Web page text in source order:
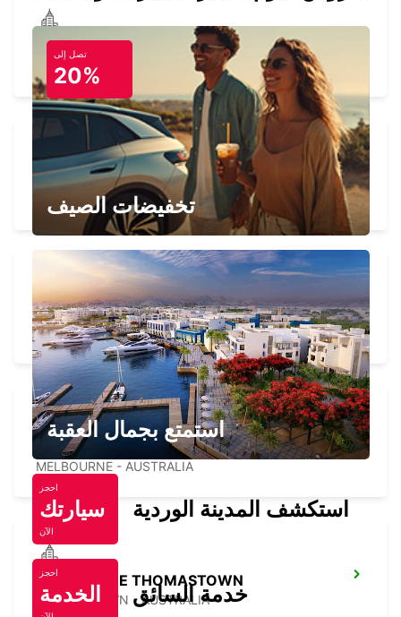
MELBOURNE BLACKBURN
BLACKBURN - AUSTRALIA
MELBOURNE ALBERT PARK
ALBERT PARK - AUSTRALIA
MELBOURNE SOUTH
SOUTHBANK - AUSTRALIA
MELBOURNE CITY
MELBOURNE - AUSTRALIA
MELBOURNE THOMASTOWN
THOMASTOWN - AUSTRALIA
تصل إلى
20%
تخفيضات الصيف
استمتع بجمال العقبة
احجز
سيارتك
الآن
استكشف المدينة الوردية
احجز
الخدمة خدمة السائق